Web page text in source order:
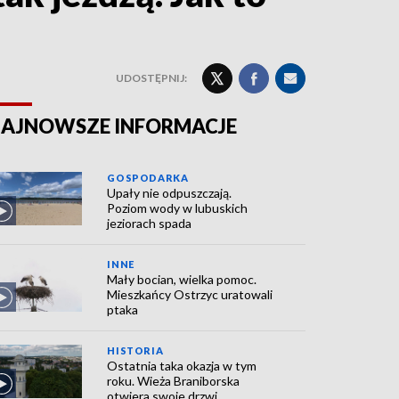
UDOSTĘPNIJ:
INFORMACJE
GOSPODARKA
Upały nie odpuszczają.
Poziom wody w lubuskich
jeziorach spada
INNE
Mały bocian, wielka pomoc.
Mieszkańcy Ostrzyc uratowali
ptaka
HISTORIA
Ostatnia taka okazja w tym
roku. Wieża Braniborska
otwiera swoje drzwi